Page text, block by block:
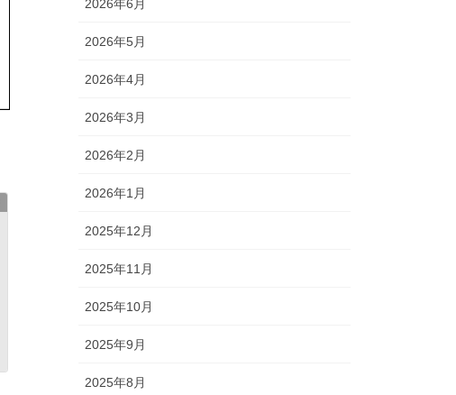
2026年6月
2026年5月
2026年4月
2026年3月
2026年2月
2026年1月
2025年12月
2025年11月
2025年10月
2025年9月
2025年8月